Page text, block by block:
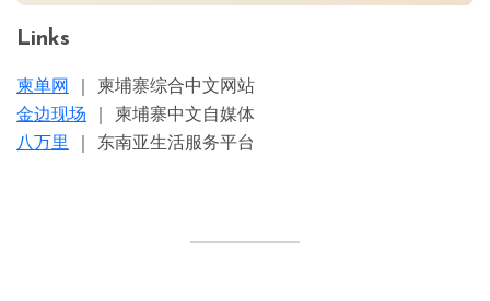
Links
柬单网
｜ 柬埔寨综合中文网站
金边现场 ｜ 柬埔寨中文自媒体
八万里
｜ 东南亚生活服务平台